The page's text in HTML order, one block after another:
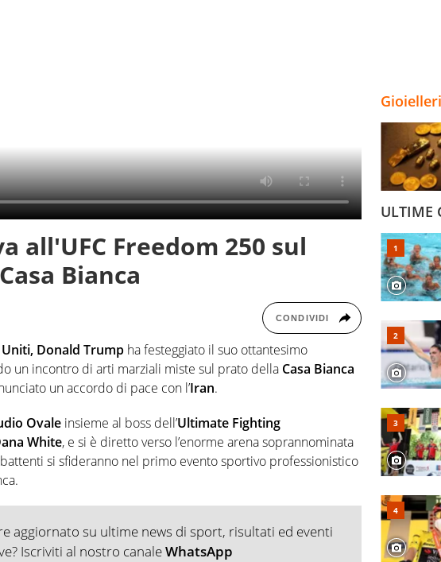
all'UFC Freedom 250 sul
Bianca
CONDIVIDI
Donald Trump ha festeggiato il suo ottantesimo
un incontro di arti marziali miste sul prato della Casa Bianca
un accordo di pace con l’Iran.
Ovale insieme al boss dell’Ultimate Fighting
White, e si è diretto verso l’enorme arena soprannominata
si sfideranno nel primo evento sportivo professionistico
aggiornato su ultime news di sport, risultati ed eventi
Iscriviti al nostro canaleWhatsApp
ULTIME